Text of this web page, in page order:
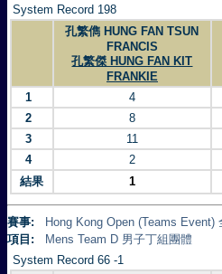
System Record 198
孔繁儁 HUNG FAN TSUN
FRANCIS
孔繁傑 HUNG FAN KIT
FRANKIE
1 4
2
8
3
11
4
2
結果
1
賽事:
Hong Kong Open (Teams
項目:
Mens Team D 男子丁組團體
System Record 66 -1